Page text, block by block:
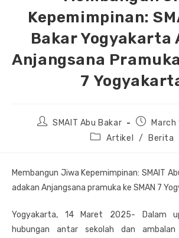
Kepemimpinan:
Bakar Yogyakarta
Anjangsana
7
PostSMAIT Abu Bakar
Post
published:
March
PostArtikel / Berita
Membangun Jiwa Kepemimpinan: SMAIT
adakan Anjangsana pramuka ke SMAN 7
Yogyakarta, 14 Maret 2025- Dalam
hubungan antar sekolah dan ambalan